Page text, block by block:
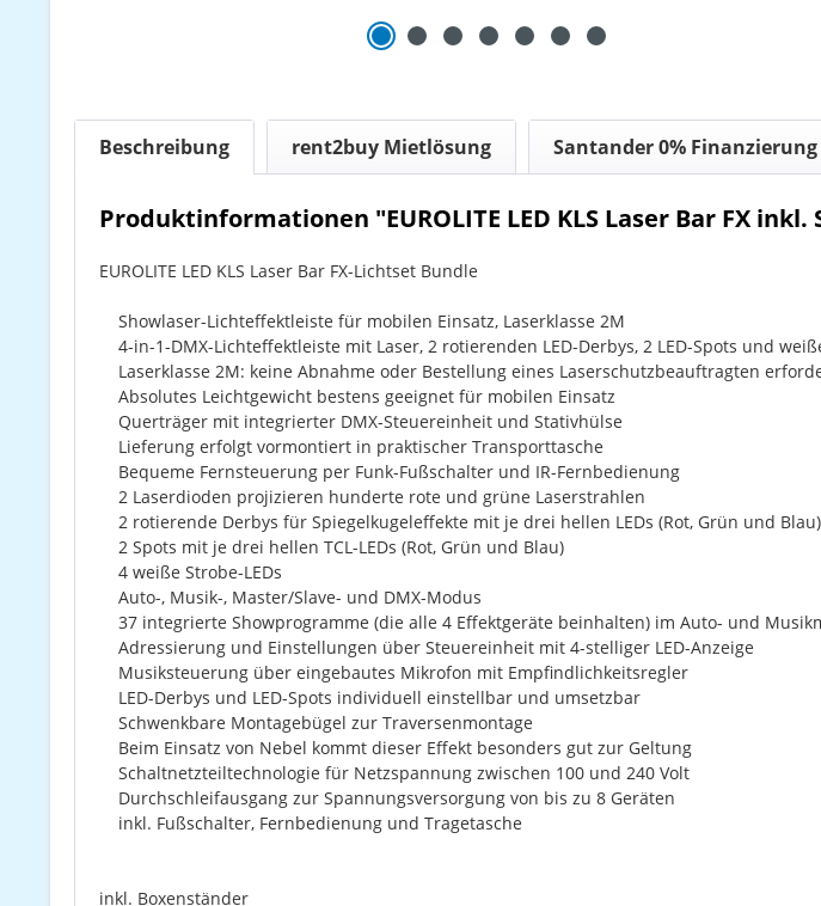
Beschreibung rent2buy Mietlösung Santander 0% Finanzierung
Produktinformationen "EUROLITE LED KLS Laser Bar FX inkl.
EUROLITE LED KLS Laser Bar FX-Lichtset Bundle
Showlaser-Lichteffektleiste für mobilen Einsatz, Laserklasse 2M
4-in-1-DMX-Lichteffektleiste mit Laser, 2 rotierenden LED-Derbys, 2 LED-Spots und
Laserklasse 2M: keine Abnahme oder Bestellung eines Laserschutzbeauftragten
Absolutes Leichtgewicht bestens geeignet für mobilen Einsatz
Querträger mit integrierter DMX-Steuereinheit und Stativhülse
Lieferung erfolgt vormontiert in praktischer Transporttasche
Bequeme Fernsteuerung per Funk-Fußschalter und IR-Fernbedienung
2 Laserdioden projizieren hunderte rote und grüne Laserstrahlen
2 rotierende Derbys für Spiegelkugeleffekte mit je drei hellen LEDs (Rot, Grün und Blau)
2 Spots mit je drei hellen TCL-LEDs (Rot, Grün und Blau)
4 weiße Strobe-LEDs
Auto-, Musik-, Master/Slave- und DMX-Modus
37 integrierte Showprogramme (die alle 4 Effektgeräte beinhalten) im Auto- und
Adressierung und Einstellungen über Steuereinheit mit 4-stelliger LED-Anzeige
Musiksteuerung über eingebautes Mikrofon mit Empfindlichkeitsregler
LED-Derbys und LED-Spots individuell einstellbar und umsetzbar
Schwenkbare Montagebügel zur Traversenmontage
Beim Einsatz von Nebel kommt dieser Effekt besonders gut zur Geltung
Schaltnetzteiltechnologie für Netzspannung zwischen 100 und 240 Volt
Durchschleifausgang zur Spannungsversorgung von bis zu 8 Geräten
inkl. Fußschalter, Fernbedienung und Tragetasche
inkl. Boxenständer